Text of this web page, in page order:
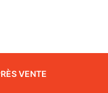
VENTE